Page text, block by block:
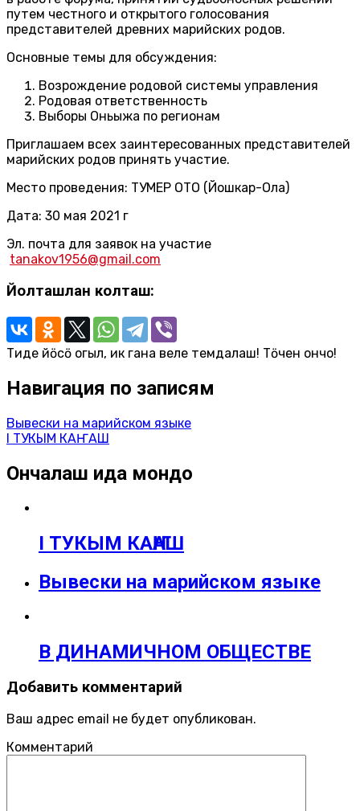
путем честного и открытого голосования
представителей древних марийских родов.
Основные темы для обсуждения:
Возрождение родовой системы управления
Родовая ответственность
Выборы Оньыжа по регионам
Приглашаем всех заинтересованных представителей
марийских родов принять участие.
Место проведения: ТУМЕР ОТО (Йошкар-Ола)
Дата: 30 мая 2021 г
Эл. почта для заявок на участие
tanakov1956@gmail.com
Йолташлан колташ:
Тиде йӧсӧ огыл, ик гана веле темдалаш! Тӧчен ончо!
Навигация по записям
Вывески на марийском языке
I ТУКЫМ КАҤАШ
Ончалаш ида мондо
I ТУКЫМ КАҤАШ
Вывески на марийском языке
В ДИНАМИЧНОМ ОБЩЕСТВЕ
Добавить комментарий
Ваш адрес email не будет опубликован.
Комментарий